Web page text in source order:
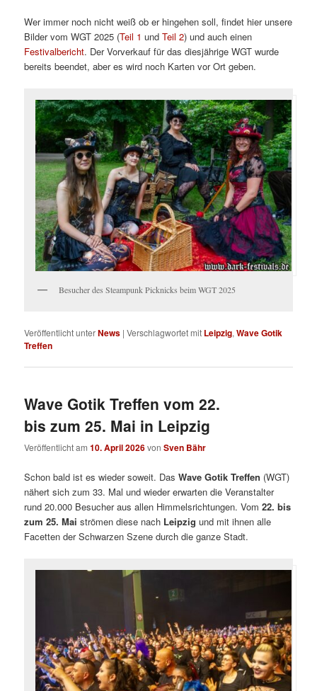
Wer immer noch nicht weiß ob er hingehen soll, findet hier unsere
Bilder vom WGT 2025 (Teil 1 undTeil 2) und auch einen
Festivalbericht. Der Vorverkauf für das diesjährige WGT wurde
bereits beendet, aber es wird noch Karten vor Ort geben.
Besucher des Steampunk Picknicks beim WGT 2025
Veröffentlicht unterNews |Verschlagwortet mit Leipzig,Wave Gotik
Treffen
Wave Gotik Treffen vom 22.
bis zum 25. Mai in Leipzig
Veröffentlicht am10. April 2026vonSven Bähr
Schon bald ist es wieder soweit. DasWave Gotik Treffen (WGT)
nähert sich zum 33. Mal und wieder erwarten die Veranstalter
rund 20.000 Besucher aus allen Himmelsrichtungen. Vom22. bis
zum 25. Mai strömen diese nach Leipzig und mit ihnen alle
Facetten der Schwarzen Szene durch die ganze Stadt.